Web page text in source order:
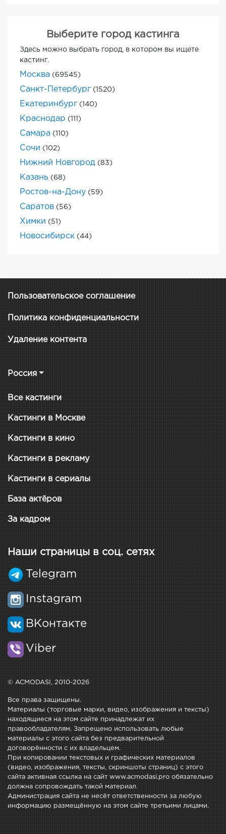
Выберите город кастинга
Здесь можно выбрать город, в котором вы ищете
кастинг.
Москва (69545)
Санкт-Петербург (1520)
Екатеринбург (140)
Краснодар (111)
Самара (110)
Сочи (102)
Нижний Новгород (83)
Казань (68)
Ростов-на-Дону (59)
Саратов (56)
Химки (51)
Новосибирск (44)
Пользовательское соглашение
Политика конфиденциальности
Удаление контента
Россия
Все кастинги
Кастинги в Москве
Кастинги в кино
Кастинги в рекламу
Кастинги в сериалы
База актёров
За кадром
Наши страницы в соц. сетях
Telegram
Instagram
ВКонтакте
Viber
© ACMODASI, 2010-2026
Все права защищены.
Материалы (торговые марки, видео, изображения и тексты)
находящиеся на этом сайте принадлежат их
правообладателям. Запрещено использовать любые
материалы с этого сайта без предварительной
договорённости с их владельцем.
При копировании текстовых и графических материалов
(видео, изображения, тексты, скриншоты страниц) с этого
сайта активная ссылка на сайт www.acmodasi.pro обязательно
должна сопровождать такой материал.
Администрация сайта не несёт ответственности за любую
информацию размещённую на этом сайте третьими лицами.